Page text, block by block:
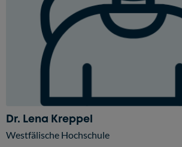
Dr. Lena Kreppel
Westfälische Hochschule